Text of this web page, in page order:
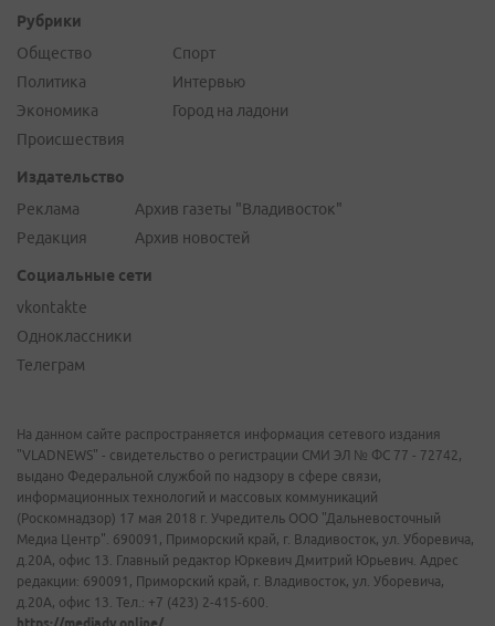
Рубрики
Общество
Политика
Экономика
Происшествия
Спорт
Интервью
Город на ладони
Издательство
Реклама
Редакция
Архив газеты "Владивосток"
Архив новостей
Социальные сети
vkontakte
Одноклассники
Телеграм
На данном сайте распространяется информация сетевого издания
"VLADNEWS" - свидетельство о регистрации СМИ ЭЛ № ФС 77 - 72742,
выдано Федеральной службой по надзору в сфере связи,
информационных технологий и массовых коммуникаций
(Роскомнадзор) 17 мая 2018 г. Учредитель ООО "Дальневосточный
Медиа Центр". 690091, Приморский край, г. Владивосток, ул. Уборевича,
д.20А, офис 13. Главный редактор Юркевич Дмитрий Юрьевич. Адрес
редакции: 690091, Приморский край, г. Владивосток, ул. Уборевича,
д.20А, офис 13. Тел.: +7 (423) 2-415-600.